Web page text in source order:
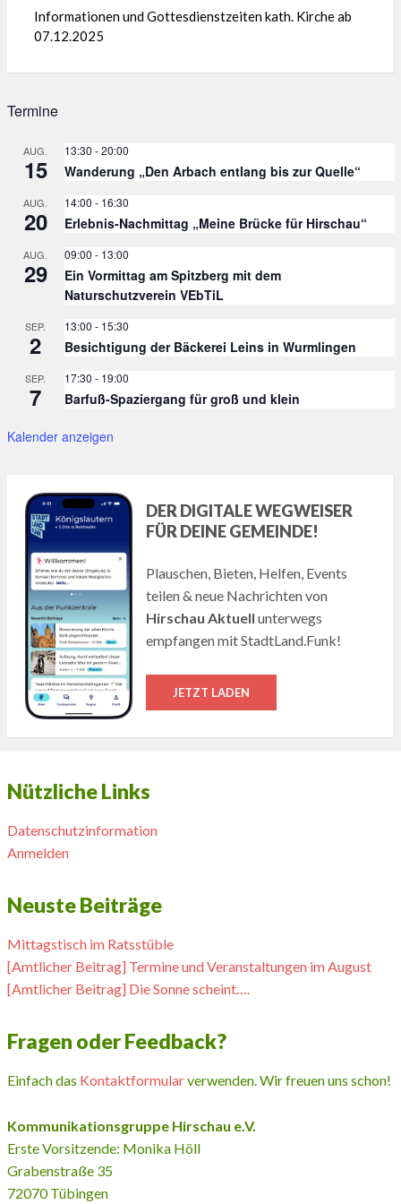
Informationen und Gottesdienstzeiten kath. Kirche ab
07.12.2025
Termine
AUG.
15
13:30 -20:00
Wanderung „Den Arbach entlang bis zur Quelle“
AUG.
20
14:00 - 16:30
Erlebnis-Nachmittag „Meine Brücke für Hirschau“
AUG.
29
09:00 - 13:00
Ein Vormittag am Spitzberg mit dem
Naturschutzverein VEbTiL
SEP.
2
13:00 - 15:30
Besichtigung der Bäckerei Leins in Wurmlingen
SEP.
7
17:30 - 19:00
Barfuß-Spaziergang für groß und klein
Kalender anzeigen
DER DIGITALE WEGWEISER
FÜR DEINE GEMEINDE!
Plauschen, Bieten, Helfen, Events
teilen & neue Nachrichten von
Hirschau Aktuell unterwegs
empfangen mit StadtLand.Funk!
JETZT LADEN
Nützliche Links
Datenschutzinformation
Anmelden
Neuste Beiträge
Mittagstisch im Ratsstüble
[Amtlicher Beitrag] Termine und Veranstaltungen im August
[Amtlicher Beitrag] Die Sonne scheint….
Fragen oder Feedback?
Einfach das Kontaktformularverwenden. Wir freuen uns schon!
Kommunikationsgruppe Hirschau e.V.
Erste Vorsitzende: Monika Höll
Grabenstraße 35
72070 Tübingen